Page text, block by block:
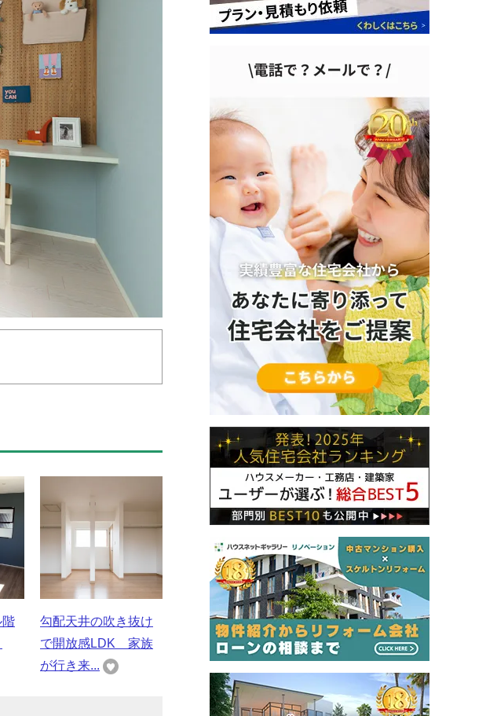
階
勾配天井の吹き抜け
で開放感LDK 家族
が行き来...